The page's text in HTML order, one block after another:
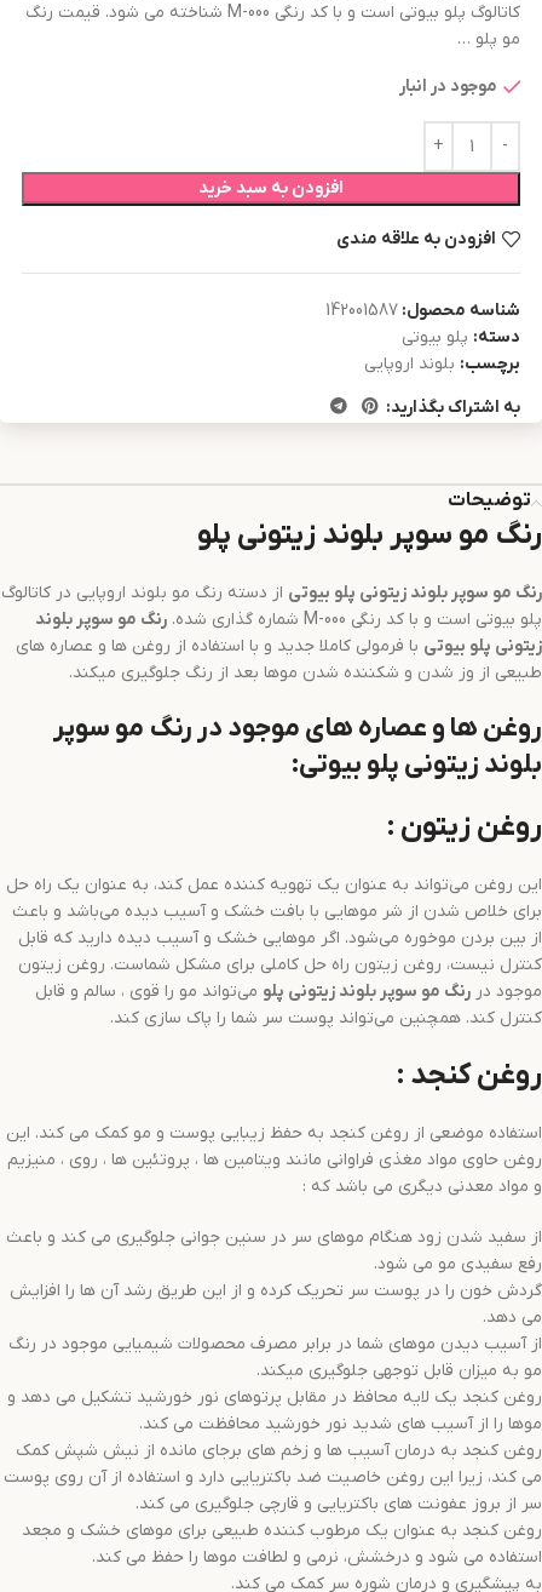
کاتالوگ پلو بیوتی است و با کد رنگی M-000 شناخته می شود. قیمت رنگ
مو پلو …
موجود در انبار
افزودن به سبد خرید
افزودن به علاقه مندی
شناسه محصول: 142001587
دسته: پلو بیوتی
برچسب: بلوند اروپایی
به اشتراک بگذارید:
توضیحات
رنگ مو سوپر بلوند زیتونی پلو
رنگ مو سوپر بلوند زیتونی پلو بیوتی از دسته رنگ مو بلوند اروپایی در کاتالوگ
پلو بیوتی است و با کد رنگی M-000 شماره گذاری شده.
رنگ مو سوپر بلوند
زیتونی پلو بیوتی با فرمولی کاملا جدید و با استفاده از روغن ها و عصاره های
طبیعی از وز شدن و شکننده شدن موها بعد از رنگ جلوگیری میکند.
روغن ها و عصاره های موجود در رنگ مو سوپر
بلوند زیتونی پلو بیوتی:
روغن زیتون :
این روغن می‌تواند به عنوان یک تهویه کننده عمل کند، به عنوان یک راه حل
برای خلاص شدن از شر موهایی با بافت خشک و آسیب دیده می‌باشد و باعث
از بین بردن موخوره می‌شود. اگر موهایی خشک و آسیب دیده دارید که قابل
کنترل نیست، روغن زیتون راه حل کاملی برای مشکل شماست. روغن زیتون
موجود در رنگ مو سوپر بلوند زیتونی پلو می‌تواند مو را قوی ، سالم و قابل
کنترل کند. همچنین می‌تواند پوست سر شما را پاک سازی کند.
روغن کنجد :
استفاده موضعی از روغن کنجد به حفظ زیبایی پوست و مو کمک می کند. این
روغن حاوی مواد مغذی فراوانی مانند ویتامین ها ، پروتئین ها ، روی ، منیزیم
و مواد معدنی دیگری می باشد که :
از سفید شدن زود هنگام موهای سر در سنین جوانی جلوگیری می کند و باعث
رفع سفیدی مو می شود.
گردش خون را در پوست سر تحریک کرده و از این طریق رشد آن ها را افزایش
می دهد.
از آسیب دیدن موهای شما در برابر مصرف محصولات شیمیایی موجود در رنگ
مو به میزان قابل توجهی جلوگیری میکند.
روغن کنجد یک لایه محافظ در مقابل پرتوهای نور خورشید تشکیل می دهد و
موها را از آسیب های شدید نور خورشید محافظت می کند.
روغن کنجد به درمان آسیب ها و زخم های برجای مانده از نیش شپش کمک
می کند، زیرا این روغن خاصیت ضد باکتریایی دارد و استفاده از آن روی پوست
سر از بروز عفونت های باکتریایی و قارچی جلوگیری می کند.
روغن کنجد به عنوان یک مرطوب کننده طبیعی برای موهای خشک و مجعد
استفاده می شود و درخشش، نرمی و لطافت موها را حفظ می کند.
به پیشگیری و درمان شوره سر کمک می کند.